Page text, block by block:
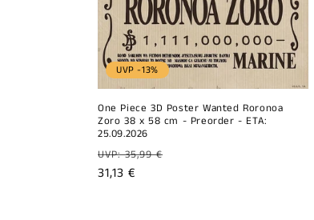
UVP -13%
One Piece 3D Poster Wanted Roronoa
Zoro 38 x 58 cm - Preorder - ETA:
25.09.2026
Prix
habituel
UVP: 35,99 €
Prix
31,13 €